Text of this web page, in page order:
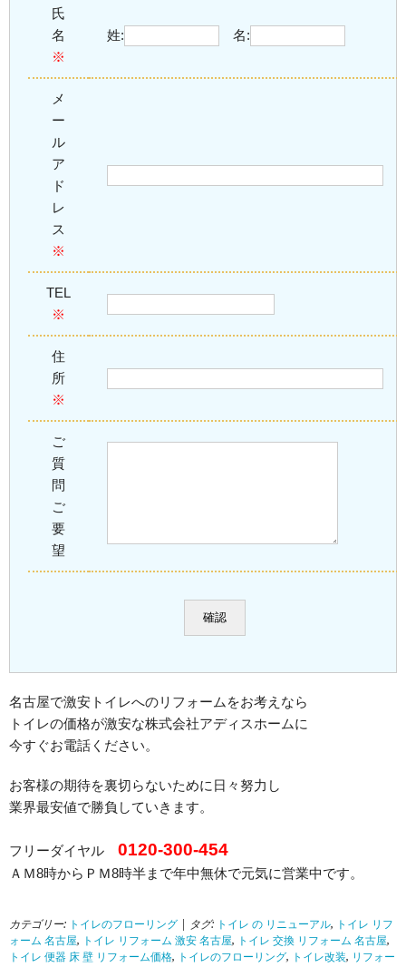
氏
名
※
姓: 名:
メ
ー
ル
ア
ド
レ
ス
※
TEL
※
住
所
※
ご
質
問
ご
要
望
名古屋で激安トイレへのリフォームをお考えなら
トイレの価格が激安な株式会社アディスホームに
今すぐお電話ください。
お客様の期待を裏切らないために日々努力し
業界最安値で勝負していきます。
フリーダイヤル 0120-300-454
ＡＭ8時からＰＭ8時半まで年中無休で元気に営業中です。
カテゴリー: トイレのフローリング | タグ: トイレ の リニューアル, トイレ リフ
ォーム 名古屋, トイレ リフォーム 激安 名古屋, トイレ 交換 リフォーム 名古屋,
トイレ 便器 床 壁 リフォーム価格, トイレのフローリング, トイレ改装, リフォー